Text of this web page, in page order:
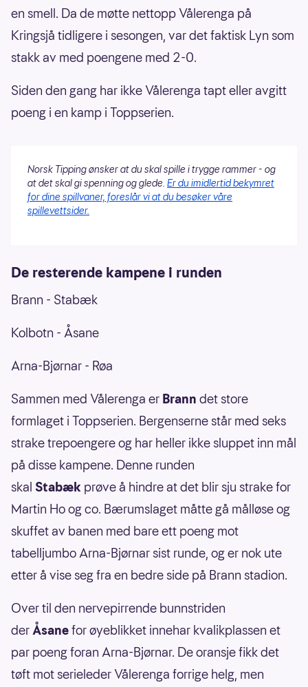
en smell. Da de møtte nettopp Vålerenga på
Kringsjå tidligere i sesongen, var det faktisk Lyn som
stakk av med poengene med 2-0.
Siden den gang har ikke Vålerenga tapt eller avgitt
poeng i en kamp i Toppserien.
Norsk Tipping ønsker at du skal spille i trygge rammer - og
at det skal gi spenning og glede. Er du imidlertid bekymret
for dine spillvaner, foreslår vi at du besøker våre
spillevettsider.
De resterende kampene i runden
Brann - Stabæk
Kolbotn - Åsane
Arna-Bjørnar - Røa
Sammen med Vålerenga er Brann det store
formlaget i Toppserien. Bergenserne står med seks
strake trepoengere og har heller ikke sluppet inn mål
på disse kampene. Denne runden
skal Stabæk prøve å hindre at det blir sju strake for
Martin Ho og co. Bærumslaget måtte gå målløse og
skuffet av banen med bare ett poeng mot
tabelljumbo Arna-Bjørnar sist runde, og er nok ute
etter å vise seg fra en bedre side på Brann stadion.
Over til den nervepirrende bunnstriden
derÅsanefor øyeblikket innehar kvalikplassen et
par poeng foran Arna-Bjørnar. De oransje fikk det
tøft mot serieleder Vålerenga forrige helg, men